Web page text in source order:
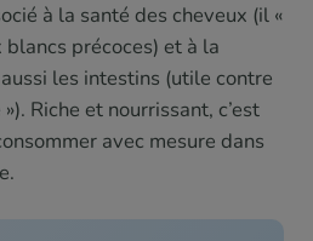
à la santé des cheveux (il «
précoces) et à la
les intestins (utile contre
Riche et nourrissant, c’est
avec mesure dans